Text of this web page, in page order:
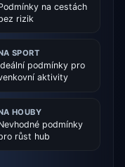
na cestách
rizik
SPORT
podmínky pro
aktivity
HOUBY
podmínky
růst hub